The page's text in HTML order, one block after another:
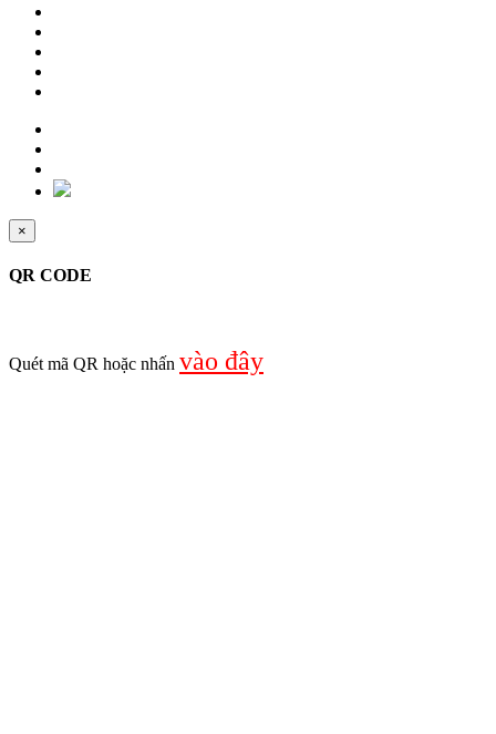
×
QR CODE
Quét mã QR hoặc nhấn vào đây